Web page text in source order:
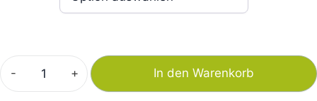
-
Vita
+ In den Warenkorb